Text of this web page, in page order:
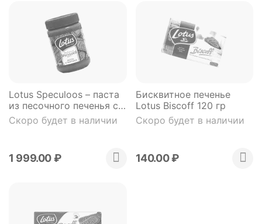
Lotus Speculoos – паста
из песочного печенья со
сливочным маслом 400
гр
Скоро будет в наличии
1 999.00₽
Бисквитное печенье
Lotus Biscoff 120 гр
Скоро будет в наличии
140.00₽